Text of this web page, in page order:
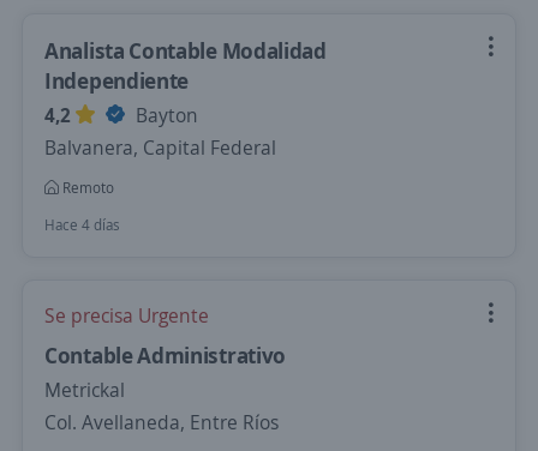
Analista Contable Modalidad
Independiente
4,2
Bayton
Balvanera, Capital Federal
Remoto
Hace 4 días
Se precisa Urgente
Contable Administrativo
Metrickal
Col. Avellaneda, Entre Ríos